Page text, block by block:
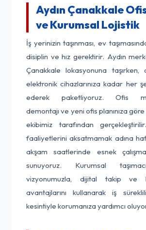
Aydın Çanakkale
ve Kurumsal Lojistik
İş yerinizin taşınması, ev
disiplin ve hız gerektirir. Aydın
Çanakkale lokasyonuna taşırken,
elektronik cihazlarınıza kadar her
ederek paketliyoruz. Ofis
demontajı ve yeni ofis planınıza
ekibimiz tarafından
faaliyetlerini aksatmamak adına
akşam saatlerinde esnek
sunuyoruz. Kurumsal
vizyonumuzla, dijital takip ve
avantajlarını kullanarak iş
kesintiyle korumanıza yardımcı